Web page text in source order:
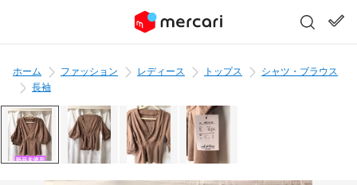
ホーム ファッション レディース トップス
シャツ・ブラウス
長袖